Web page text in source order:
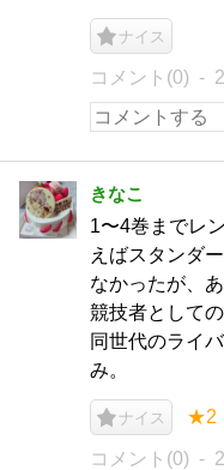
ナイス
コメント(0)
きなこ
1〜4巻までレ
えばスタンダ
なかったが、
競技者として
同世代のライ
み。
ナイス ★2
コメント(0)